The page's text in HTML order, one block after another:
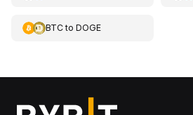
BTCto DOGE